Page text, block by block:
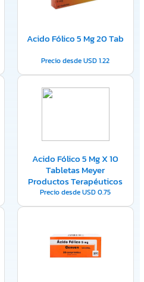
Acido Fólico 5 Mg 20 Tab
Precio desdeUSD1.22
Acido Fólico 5 Mg X 10
Tabletas Meyer
Productos Terapéuticos
Precio desdeUSD0.75